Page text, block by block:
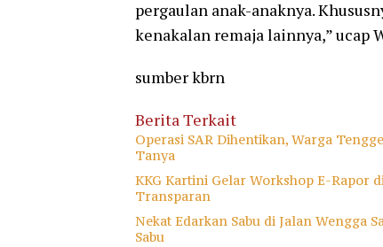
pergaulan anak-anaknya.
kenakalan remaja lainnya,” ucap
sumber kbrn
Berita Terkait
Operasi SAR Dihentikan, Warga
Tanya
KKG Kartini Gelar Workshop E-Rapor
Transparan
Nekat Edarkan Sabu di Jalan Wengga
Sabu